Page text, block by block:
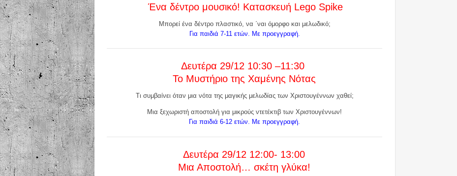
Ένα δέντρο μουσικό! Κατασκευή Lego Spike
Μπορεί ένα δέντρο πλαστικό, να ΄ναι όμορφο και μελωδικό;
Για παιδιά 7-11 ετών. Με προεγγραφή.
Δευτέρα 29/12 10:30 –11:30
Το Μυστήριο της Χαμένης Νότας
Τι συμβαίνει όταν μια νότα της μαγικής μελωδίας των Χριστουγέννων χαθεί;
Μια ξεχωριστή αποστολή για μικρούς ντετέκτιβ των Χριστουγέννων!
Για παιδιά 6-12 ετών. Με προεγγραφή.
Δευτέρα 29/12 12:00- 13:00
Μια Αποστολή… σκέτη γλύκα!